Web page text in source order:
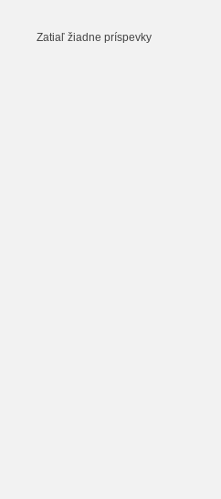
Zatiaľ žiadne príspevky